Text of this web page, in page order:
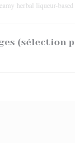
herbal liqueur-based
(sélection